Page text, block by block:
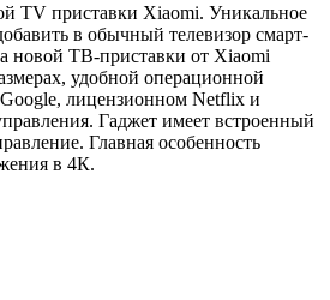
TV приставки Xiaomi. Уникальное
в обычный телевизор смарт-
новой ТВ-приставки от Xiaomi
удобной операционной
лицензионном Netflix и
Гаджет имеет встроенный
Главная особенность
в 4К.